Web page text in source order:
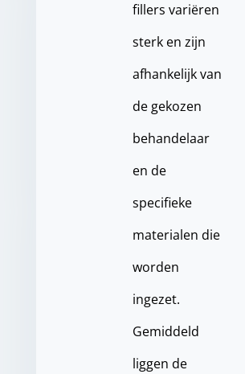
fillers variëren
sterk en zijn
afhankelijk van
de gekozen
behandelaar
en de
specifieke
materialen die
worden
ingezet.
Gemiddeld
liggen de